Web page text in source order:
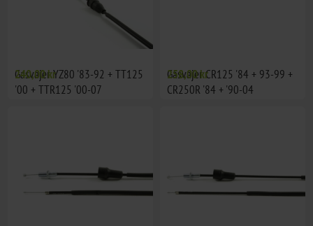
Gasvajer YZ80 '83-92 + TT125
'00 + TTR125 '00-07
240,00 kr
Gasvajer CR125 '84 + 93-99 +
CR250R '84 + '90-04
258,00 kr